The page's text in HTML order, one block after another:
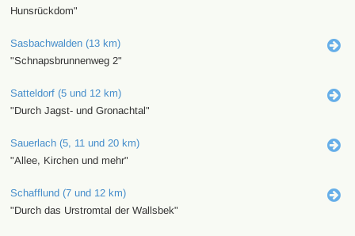
Hunsrückdom"
Sasbachwalden (13 km)
"Schnapsbrunnenweg 2"
Satteldorf (5 und 12 km)
"Durch Jagst- und Gronachtal"
Sauerlach (5, 11 und 20 km)
"Allee, Kirchen und mehr"
Schafflund (7 und 12 km)
"Durch das Urstromtal der Wallsbek"